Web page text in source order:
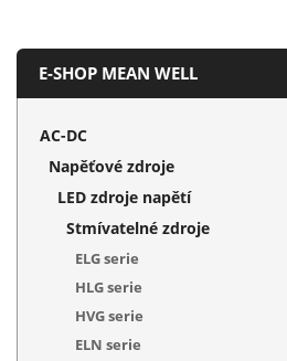
E-SHOP MEAN WELL
AC-DC
Napěťové zdroje
LED zdroje napětí
Stmívatelné zdroje
ELG serie
HLG serie
HVG serie
ELN serie